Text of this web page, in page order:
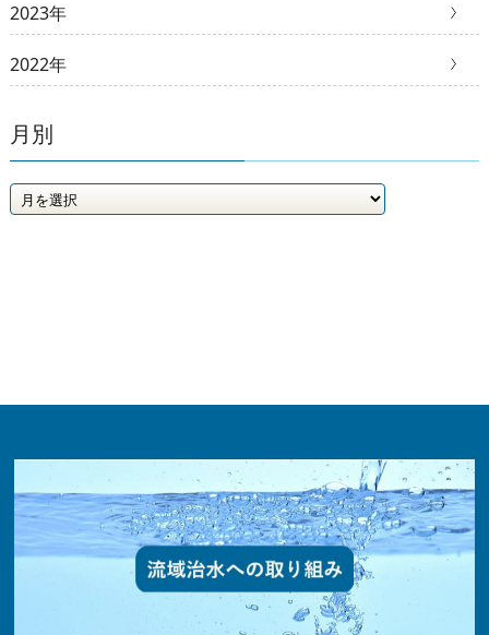
2023年
2022年
月別